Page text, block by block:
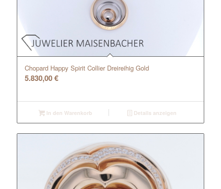
Chopard Happy Spirit Collier Dreireihig Gold
5.830,00€
In den Warenkorb Details anzeigen